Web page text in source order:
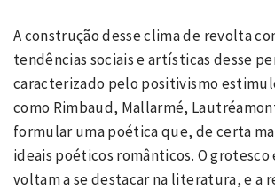
A construção desse clima de revolta
tendências sociais e artísticas desse
caracterizado pelo positivismo
como Rimbaud, Mallarmé,
formular uma poética que, de certa
ideais poéticos românticos. O grotesco
voltam a se destacar na literatura, e a